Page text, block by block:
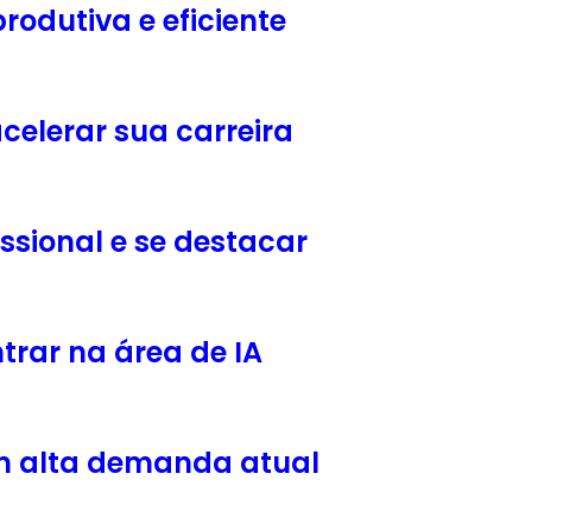
e eficiente
sua carreira
e se destacar
na área de IA
alta demanda atual